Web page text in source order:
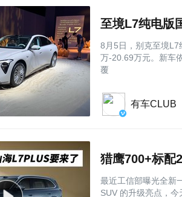
至境L7纯电版
8月5日，别克至境
万-20.69万元。新车
覆
有车CLUB
最近工信部曝光全新
SUV 的升级亮点，